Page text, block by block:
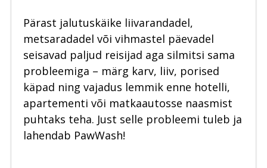
Pärast jalutuskäike liivarandadel,
metsaradadel või vihmastel päevadel
seisavad paljud reisijad aga silmitsi sama
probleemiga – märg karv, liiv, porised
käpad ning vajadus lemmik enne hotelli,
apartementi või matkaautosse naasmist
puhtaks teha. Just selle probleemi tuleb ja
lahendab PawWash!